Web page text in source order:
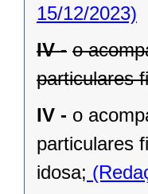
15/12/2023)
IV - o
particulares
IV - o
particulares
idosa;